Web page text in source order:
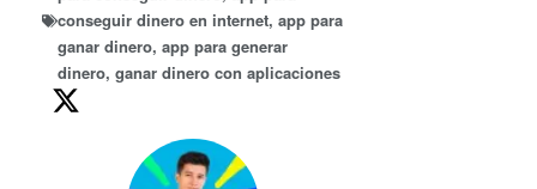
conseguir dinero en internet, app para
ganar dinero, app para generar
dinero, ganar dinero con aplicaciones